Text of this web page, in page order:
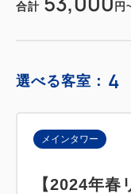
合計 円
選べる客室： 4
メインタワー
【2024年